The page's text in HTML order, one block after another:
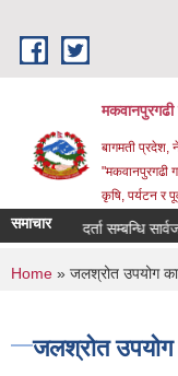
मकवानपुरगढी
बागमती प्रदेश,
"मकवानपुरगढी
कृषि, पर्यटन र
समाचार
सूची दर्ता सम्बन्धि सार्वजनिक
You are
Home » जलश्रोत उपयोग
जलश्रोत उपयोग